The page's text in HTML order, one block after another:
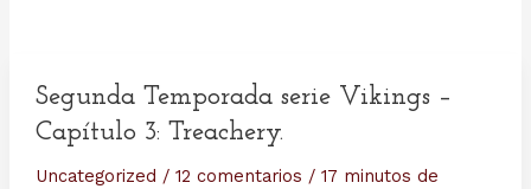
Segunda Temporada serie Vikings –
Capítulo 3: Treachery.
Uncategorized / 12 comentarios / 17 minutos de